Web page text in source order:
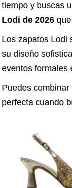
tiempo y buscas
Lodi de 2026
Los zapatos Lodi
su diseño
eventos formales
Puedes
perfecta cuando